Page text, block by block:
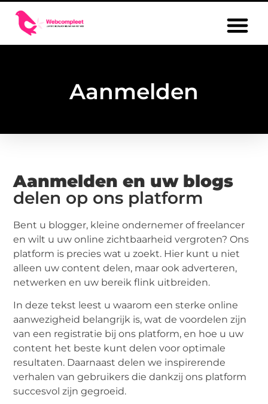
Aanmelden
Aanmelden en uw blogs
delen op ons platform
Bent u blogger, kleine ondernemer of freelancer
en wilt u uw online zichtbaarheid vergroten? Ons
platform is precies wat u zoekt. Hier kunt u niet
alleen uw content delen, maar ook adverteren,
netwerken en uw bereik flink uitbreiden.
In deze tekst leest u waarom een sterke online
aanwezigheid belangrijk is, wat de voordelen zijn
van een registratie bij ons platform, en hoe u uw
content het beste kunt delen voor optimale
resultaten. Daarnaast delen we inspirerende
verhalen van gebruikers die dankzij ons platform
succesvol zijn gegroeid.